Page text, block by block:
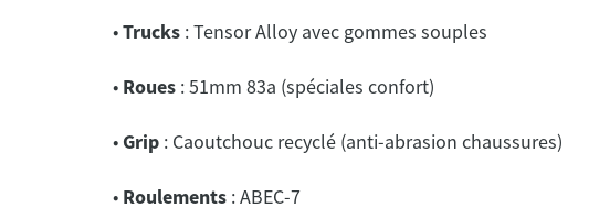
•Trucks : Tensor Alloy avec gommes souples
• Roues : 51mm 83a (spéciales confort)
• Grip : Caoutchouc recyclé (anti-abrasion chaussures)
• Roulements : ABEC-7